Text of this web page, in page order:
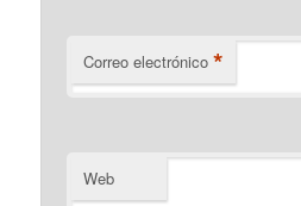
Correo electrónico *
Web